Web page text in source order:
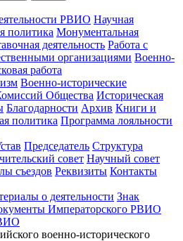
РВИО Научная
политика Монументальная
деятельность Работа с
организациями Военно-
работа
Военно-исторические
Общества Историческая
Благодарности Архив Книги и
политика Программа лояльности
Председатель Структура
совет Научный совет
съездов Реквизиты Контакты
о деятельности Знак
Императорского РВИО
военно-исторического